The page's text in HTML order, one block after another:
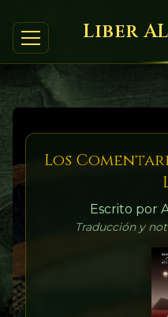
Liber
Los
Escrito por
Traducción y